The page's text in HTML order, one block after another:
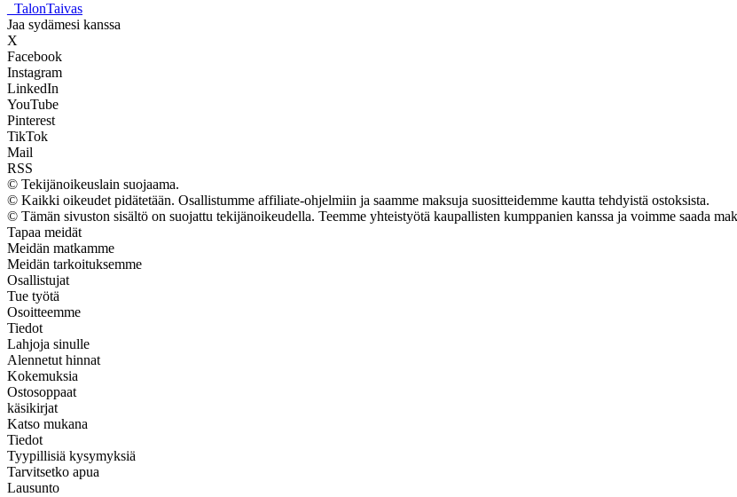
TalonTaivas
Jaa sydämesi kanssa
X
Facebook
Instagram
LinkedIn
YouTube
Pinterest
TikTok
Mail
RSS
© Tekijänoikeuslain suojaama.
© Kaikki oikeudet pidätetään. Osallistumme affiliate-ohjelmiin ja saamme maksuja suositteidemme kautta tehdyistä ostoksista.
© Tämän sivuston sisältö on suojattu tekijänoikeudella. Teemme yhteistyötä kaupallisten kumppanien kanssa ja voimme saada
Tapaa meidät
Meidän matkamme
Meidän tarkoituksemme
Osallistujat
Tue työtä
Osoitteemme
Tiedot
Lahjoja sinulle
Alennetut hinnat
Kokemuksia
Ostosoppaat
käsikirjat
Katso mukana
Tiedot
Tyypillisiä kysymyksiä
Tarvitsetko apua
Lausunto